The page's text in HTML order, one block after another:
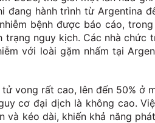
đang hành trình từ Argentina
bệnh được báo cáo,
trạng nguy kịch. Các nhà chức
với loài gặm nhấm tại
vong rất cao, lên đến 50% ở
cơ đại dịch là không cao.
và kéo dài, khiến khả năng